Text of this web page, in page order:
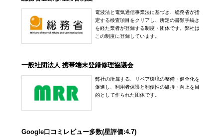
電波法と電気通信事業法に基づき、総務省が指
定する検査項目をクリアし、所定の書類手続き
を経た業者が登録する制度・団体です。弊社は
この制度に登録しています。
一般社団法人 携帯端末登録修理協議会
弊社の所属する、リペア環境の整備・健全化を
促進し、利用者保護と利便性の維持・向上を目
的として作られた団体です。
Google口コミレビュー多数(星評価:4.7)